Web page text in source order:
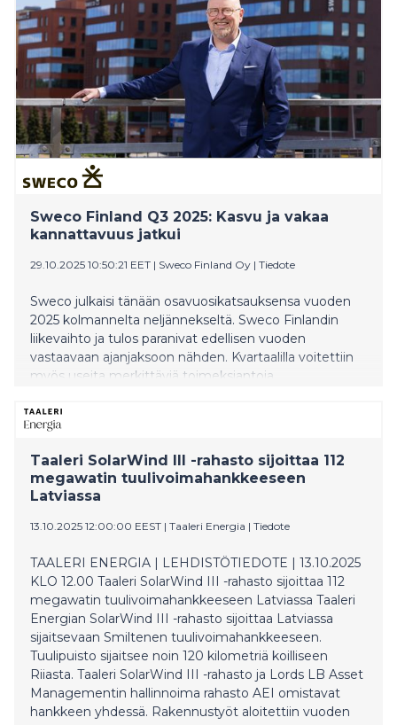
vuosi Hannoveriin.
Sweco Finland Q3 2025: Kasvu ja vakaa
kannattavuus jatkui
29.10.2025 10:50:21 EET | Sweco Finland Oy | Tiedote
Sweco julkaisi tänään osavuosikatsauksensa vuoden
2025 kolmannelta neljännekseltä. Sweco Finlandin
liikevaihto ja tulos paranivat edellisen vuoden
vastaavaan ajanjaksoon nähden. Kvartaalilla voitettiin
myös useita merkittäviä toimeksiantoja.
Taaleri SolarWind III -rahasto sijoittaa 112
megawatin tuulivoimahankkeeseen
Latviassa
13.10.2025 12:00:00 EEST | Taaleri Energia | Tiedote
TAALERI ENERGIA | LEHDISTÖTIEDOTE | 13.10.2025
KLO 12.00 Taaleri SolarWind III -rahasto sijoittaa 112
megawatin tuulivoimahankkeeseen Latviassa Taaleri
Energian SolarWind III -rahasto sijoittaa Latviassa
sijaitsevaan Smiltenen tuulivoimahankkeeseen.
Tuulipuisto sijaitsee noin 120 kilometriä koilliseen
Riiasta. Taaleri SolarWind III -rahasto ja Lords LB Asset
Managementin hallinnoima rahasto AEI omistavat
hankkeen yhdessä. Rakennustyöt aloitettiin vuoden